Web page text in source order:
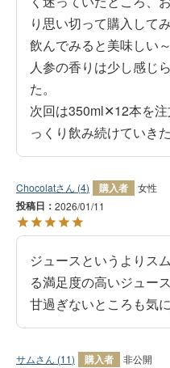
り思い切って購入してみ
飲んでみると美味しい
人参の香りは少し感じ
た。
次回は350ml✕12本を
っくり飲み続けていき
Chocolat 4 購入者 女性
投稿日 2026/01/11
ジュースというよりス
る満足度の高いジュース
甘過ぎないところも気
サム 11 購入者 非公開